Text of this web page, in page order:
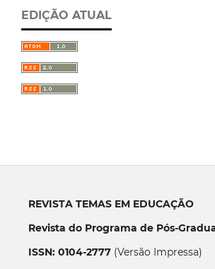
EDIÇÃO ATUAL
REVISTA TEMAS EM EDUCAÇÃO
Revista do Programa de Pós-
ISSN: 0104-2777(Versão Impressa)